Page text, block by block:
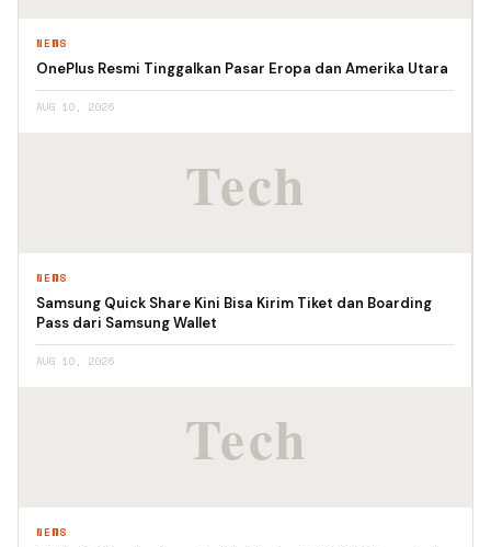
NEWS
OnePlus Resmi Tinggalkan Pasar Eropa dan Amerika Utara
AUG 10, 2026
NEWS
Samsung Quick Share Kini Bisa Kirim Tiket dan Boarding
Pass dari Samsung Wallet
AUG 10, 2026
NEWS